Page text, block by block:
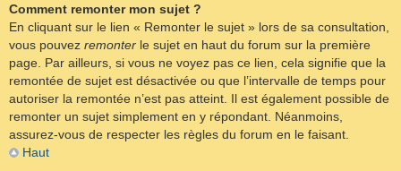
Comment remonter mon sujet ?
En cliquant sur le lien « Remonter le sujet » lors de sa consultation,
vous pouvez remonter le sujet en haut du forum sur la première
page. Par ailleurs, si vous ne voyez pas ce lien, cela signifie que la
remontée de sujet est désactivée ou que l’intervalle de temps pour
autoriser la remontée n’est pas atteint. Il est également possible de
remonter un sujet simplement en y répondant. Néanmoins,
assurez-vous de respecter les règles du forum en le faisant.
Haut